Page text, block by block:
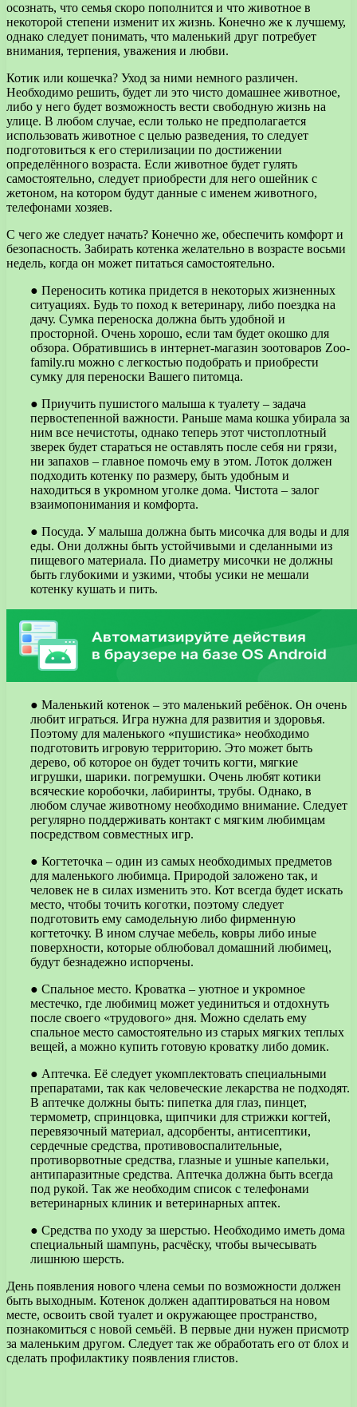
осознать, что семья скоро пополнится и что животное в
некоторой степени изменит их жизнь. Конечно же к лучшему,
однако следует понимать, что маленький друг потребует
внимания, терпения, уважения и любви.
Котик или кошечка? Уход за ними немного различен.
Необходимо решить, будет ли это чисто домашнее животное,
либо у него будет возможность вести свободную жизнь на
улице. В любом случае, если только не предполагается
использовать животное с целью разведения, то следует
подготовиться к его стерилизации по достижении
определённого возраста. Если животное будет гулять
самостоятельно, следует приобрести для него ошейник с
жетоном, на котором будут данные с именем животного,
телефонами хозяев.
С чего же следует начать? Конечно же, обеспечить комфорт и
безопасность. Забирать котенка желательно в возрасте восьми
недель, когда он может питаться самостоятельно.
● Переносить котика придется в некоторых жизненных
ситуациях. Будь то поход к ветеринару, либо поездка на
дачу. Сумка переноска должна быть удобной и
просторной. Очень хорошо, если там будет окошко для
обзора. Обратившись в интернет-магазин зоотоваров Zoo-
family.ru можно с легкостью подобрать и приобрести
сумку для переноски Вашего питомца.
● Приучить пушистого малыша к туалету – задача
первостепенной важности. Раньше мама кошка убирала за
ним все нечистоты, однако теперь этот чистоплотный
зверек будет стараться не оставлять после себя ни грязи,
ни запахов – главное помочь ему в этом. Лоток должен
подходить котенку по размеру, быть удобным и
находиться в укромном уголке дома. Чистота – залог
взаимопонимания и комфорта.
● Посуда. У малыша должна быть мисочка для воды и для
еды. Они должны быть устойчивыми и сделанными из
пищевого материала. По диаметру мисочки не должны
быть глубокими и узкими, чтобы усики не мешали
котенку кушать и пить.
● Маленький котенок – это маленький ребёнок. Он очень
любит играться. Игра нужна для развития и здоровья.
Поэтому для маленького «пушистика» необходимо
подготовить игровую территорию. Это может быть
дерево, об которое он будет точить когти, мягкие
игрушки, шарики. погремушки. Очень любят котики
всяческие коробочки, лабиринты, трубы. Однако, в
любом случае животному необходимо внимание. Следует
регулярно поддерживать контакт с мягким любимцам
посредством совместных игр.
● Когтеточка – один из самых необходимых предметов
для маленького любимца. Природой заложено так, и
человек не в силах изменить это. Кот всегда будет искать
место, чтобы точить коготки, поэтому следует
подготовить ему самодельную либо фирменную
когтеточку. В ином случае мебель, ковры либо иные
поверхности, которые облюбовал домашний любимец,
будут безнадежно испорчены.
● Спальное место. Кроватка – уютное и укромное
местечко, где любимиц может уединиться и отдохнуть
после своего «трудового» дня. Можно сделать ему
спальное место самостоятельно из старых мягких теплых
вещей, а можно купить готовую кроватку либо домик.
● Аптечка. Её следует укомплектовать специальными
препаратами, так как человеческие лекарства не подходят.
В аптечке должны быть: пипетка для глаз, пинцет,
термометр, спринцовка, щипчики для стрижки когтей,
перевязочный материал, адсорбенты, антисептики,
сердечные средства, противовоспалительные,
противорвотные средства, глазные и ушные капельки,
антипаразитные средства. Аптечка должна быть всегда
под рукой. Так же необходим список с телефонами
ветеринарных клиник и ветеринарных аптек.
● Средства по уходу за шерстью. Необходимо иметь дома
специальный шампунь, расчёску, чтобы вычесывать
лишнюю шерсть.
День появления нового члена семьи по возможности должен
быть выходным. Котенок должен адаптироваться на новом
месте, освоить свой туалет и окружающее пространство,
познакомиться с новой семьёй. В первые дни нужен присмотр
за маленьким другом. Следует так же обработать его от блох и
сделать профилактику появления глистов.